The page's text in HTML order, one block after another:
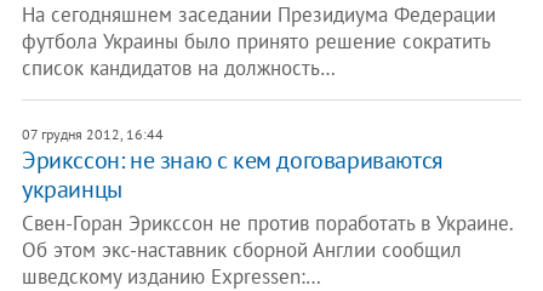
На сегодняшнем заседании Президиума Федерации
футбола Украины было принято решение сократить
список кандидатов на должность…
07 грудня 2012, 16:44
Эрикссон: не знаю с кем договариваются
украинцы
Свен-Горан Эрикссон не против поработать в Украине.
Об этом экс-наставник сборной Англии сообщил
шведскому изданию Expressen:…